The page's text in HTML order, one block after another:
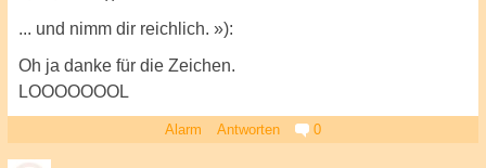
... und nimm dir reichlich. »):
Oh ja danke für die Zeichen.
LOOOOOOOL
Alarm Antworten 0